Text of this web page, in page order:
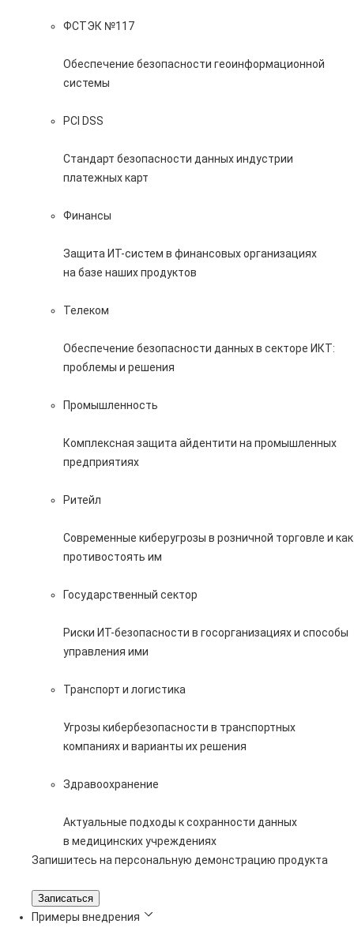
ФСТЭК №117
Обеспечение безопасности геоинформационной
системы
PCI DSS
Стандарт безопасности данных индустрии
платежных карт
Финансы
Защита ИТ-систем в финансовых организациях
на базе наших продуктов
Телеком
Обеспечение безопасности данных в секторе ИКТ:
проблемы и решения
Промышленность
Комплексная защита айдентити на промышленных
предприятиях
Ритейл
Современные киберугрозы в розничной торговле и как
противостоять им
Государственный сектор
Риски ИТ-безопасности в госорганизациях и способы
управления ими
Транспорт и логистика
Угрозы кибербезопасности в транспортных
компаниях и варианты их решения
Здравоохранение
Актуальные подходы к сохранности данных
в медицинских учреждениях
Запишитесь на персональную демонстрацию продукта
Записаться
Примеры внедрения